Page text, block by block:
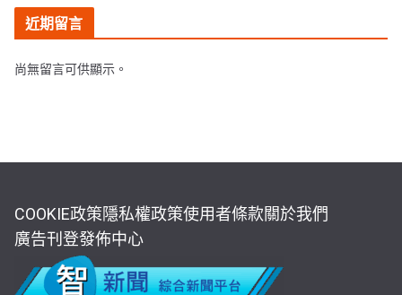
近期留言
尚無留言可供顯示。
COOKIE政策隱私權政策使用者條款關於我們
廣告刊登發佈中心